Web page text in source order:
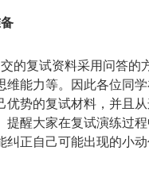
的复试资料采用问答
能力等。因此各位同
势的复试材料，并且
醒大家在复试演练过
正自己可能出现的小